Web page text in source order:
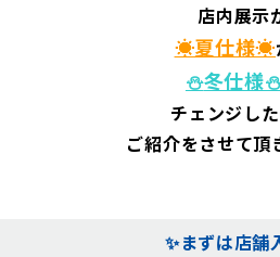
店内展示
☀夏仕様☀
⛄冬仕様
チェンジし
ご紹介をさせて頂
✨まずは店舗